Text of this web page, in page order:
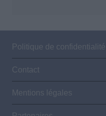
Politique de confidentialité
Contact
Mentions légales